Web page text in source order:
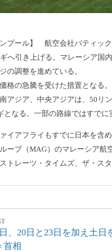
ンプール】 航空会社バティック
へ引 き上げる。 マレーシア国
の調整を進めている。
格の急騰を受けた措置となる。
アジア、中央アジアは、 50リ
となる。一部の路線ではすでに
イアフライもすでに日本を含め
ープ（MAG）のマレーシア航
ストレーツ・タイムズ、ザ・ス
、20日と23日を加え土日
首相